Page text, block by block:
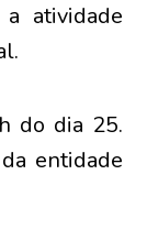
atividade
do dia 25.
entidade